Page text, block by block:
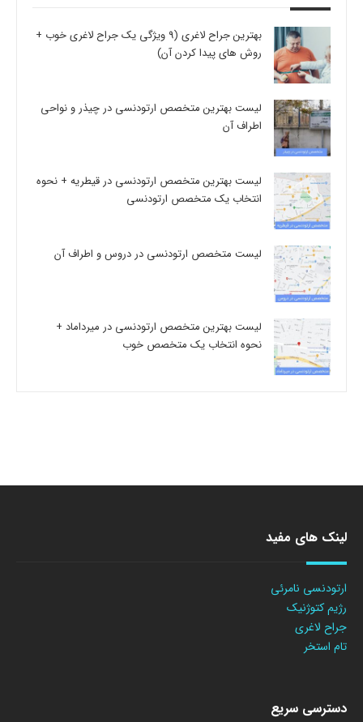
بهترین جراح لاغری (9 ویژگی یک جراح لاغری خوب +
روش های پیدا کردن آن)
لیست بهترین متخصص ارتودنسی در چیذر و نواحی
اطراف آن
لیست بهترین متخصص ارتودنسی در قیطریه + نحوه
انتخاب یک متخصص ارتودنسی
لیست متخصص ارتودنسی در دروس و اطراف آن
لیست بهترین متخصص ارتودنسی در میرداماد +
نحوه انتخاب یک متخصص خوب
لینک های مفید
ارتودنسی نامرئی
رژیم کتوژنیک
جراح لاغری
تام استخر
دسترسی سریع